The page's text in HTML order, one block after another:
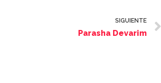
SIGUIENTE
Parasha Devarim